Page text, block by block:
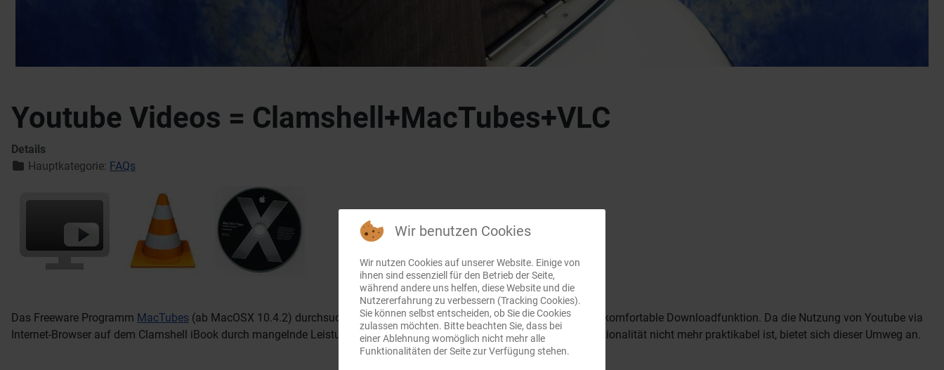
Youtube Videos = Clamshell+MacTubes+VLC
Details
Hauptkategorie: FAQs
Das Freeware Programm MacTubes (ab MacOSX 10.4.2) durchsucht die Youtube Plattform nach Videos und bietet eine komfortable Downloadfunktion. Da die Nutzung von Youtube via
Internet-Browser auf dem Clamshell iBook durch mangelnde Leistungsfähigkeit und nicht mehr unterstützter Flash Funktionalität nicht mehr praktikabel ist, bietet sich dieser Umweg an.
Wir benutzen Cookies
Wir nutzen Cookies auf unserer Website. Einige von
ihnen sind essenziell für den Betrieb der Seite,
während andere uns helfen, diese Website und die
Nutzererfahrung zu verbessern (Tracking Cookies).
Sie können selbst entscheiden, ob Sie die Cookies
zulassen möchten. Bitte beachten Sie, dass bei
einer Ablehnung womöglich nicht mehr alle
Funktionalitäten der Seite zur Verfügung stehen.